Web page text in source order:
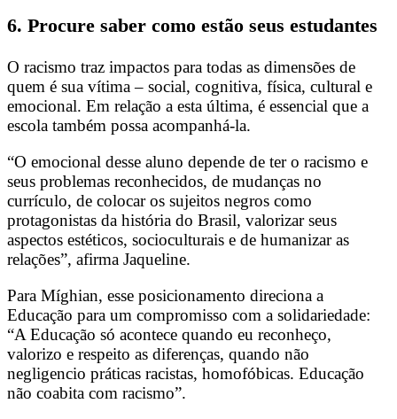
6. Procure saber como estão seus estudantes
O racismo traz impactos para todas as dimensões de
quem é sua vítima – social, cognitiva, física, cultural e
emocional. Em relação a esta última, é essencial que a
escola também possa acompanhá-la.
“O emocional desse aluno depende de ter o racismo e
seus problemas reconhecidos, de mudanças no
currículo, de colocar os sujeitos negros como
protagonistas da história do Brasil, valorizar seus
aspectos estéticos, socioculturais e de humanizar as
relações”, afirma Jaqueline.
Para Míghian, esse posicionamento direciona a
Educação para um compromisso com a solidariedade:
“A Educação só acontece quando eu reconheço,
valorizo e respeito as diferenças, quando não
negligencio práticas racistas, homofóbicas. Educação
não coabita com racismo”.